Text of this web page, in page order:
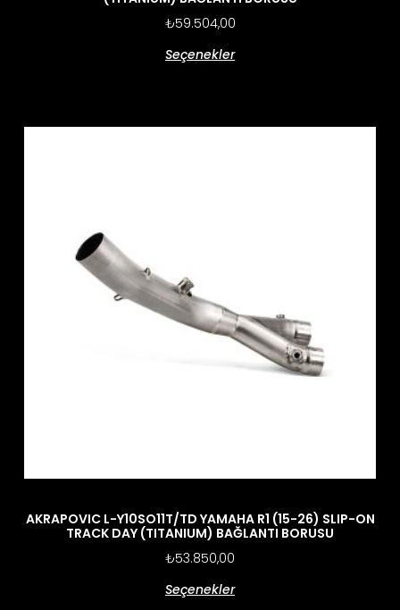
₺59.504,00
Seçenekler
AKRAPOVIC L-Y10SO11T/TD YAMAHA R1 (15-26) SLIP-ON
TRACK DAY (TITANIUM) BAĞLANTI BORUSU
₺53.850,00
Seçenekler